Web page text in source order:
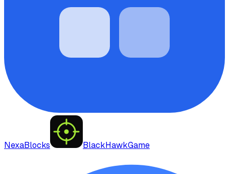
NexaBlocks BlackHawkGame